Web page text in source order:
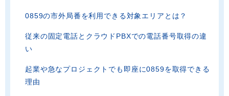
0859の市外局番を利用できる対象エリアとは？
従来の固定電話とクラウドPBXでの電話番号取得の違
い
起業や急なプロジェクトでも即座に0859を取得できる
理由